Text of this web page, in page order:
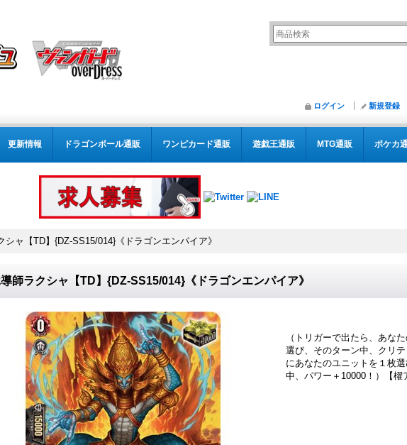
ログイン 新規登録
更新情報 ドラゴンボール通販 ワンピカード通販 遊戯王通販 MTG通販 ポケカ
シャ【TD】{DZ-SS15/014}《ドラゴンエンパイア》
師ラクシャ【TD】{DZ-SS15/014}《ドラゴンエンパイア》
（トリガーで出たら、あな
選び、そのターン中、クリ
にあなたのユニットを１枚
中、パワー＋10000！）【櫂